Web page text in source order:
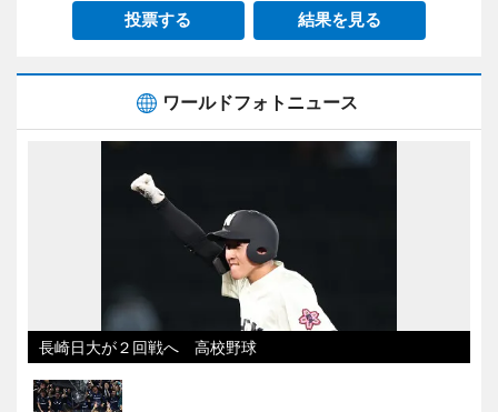
投票する 結果を見る
ワールドフォトニュース
長崎日大が２回戦へ 高校野球